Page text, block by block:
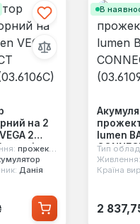
на 2
2
прожектор
Данія
В
lumen
Тип
Живлення:
Країна
2